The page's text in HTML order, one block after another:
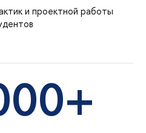
и проектной работы